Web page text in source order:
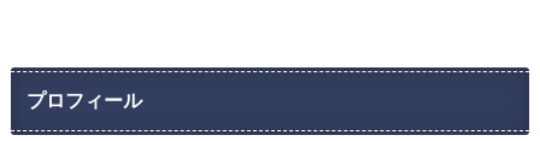
プロフィール